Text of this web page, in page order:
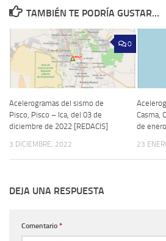
TAMBIÉN TE PODRÍA GUSTAR...
0
Acelerogramas del sismo de
Pisco, Pisco – Ica, del 03 de
diciembre de 2022 [REDACIS]
3 DICIEMBRE, 2022
Casma,
de
23
DEJA UNA RESPUESTA
Comentario *